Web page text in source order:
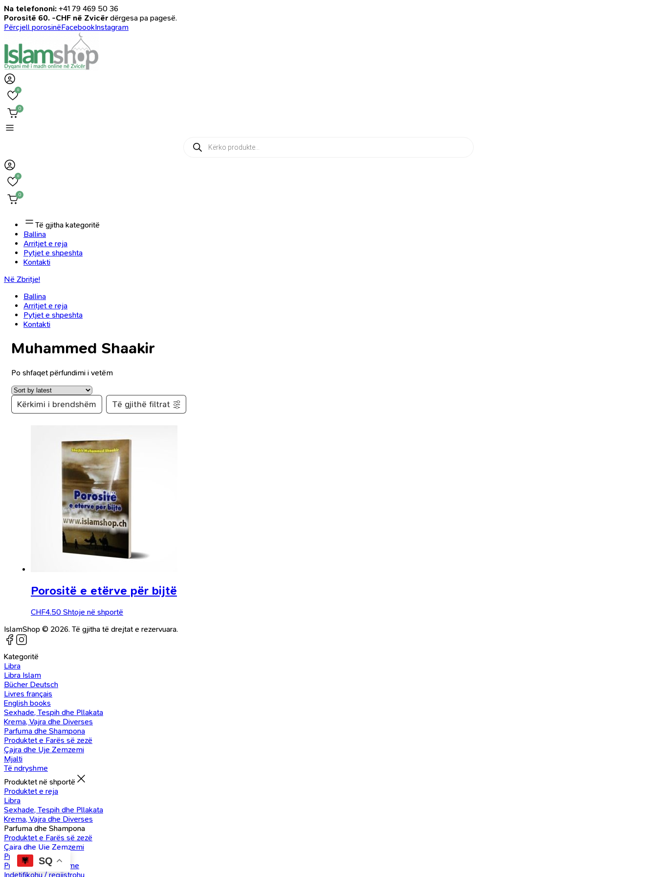
Na telefononi: +41 79 469 50 36
Porositë 60. -CHF në Zvicër dërgesa pa pagesë.
Përcjell porosinëFacebookInstagram
0
0
Products
search
0
0
Të gjitha kategoritë
Ballina
Arritjet e reja
Pytjet e shpeshta
Kontakti
Në Zbritje!
Ballina
Arritjet e reja
Pytjet e shpeshta
Kontakti
Muhammed Shaakir
Po shfaqet përfundimi i vetëm
Kërkimi i brendshëm Të gjithë filtrat
Porositë e etërve për bijtë
CHF4.50 Shtoje në shportë
IslamShop © 2026. Të gjitha të drejtat e rezervuara.
SQ
Kategoritë
Libra
Libra Islam
Bücher Deutsch
Livres français
English books
Sexhade, Tespih dhe Pllakata
Krema, Vajra dhe Diverses
Parfuma dhe Shampona
Produktet e Farës së zezë
Çajra dhe Uje Zemzemi
Mjalti
Të ndryshme
Produktet në shportë
Produktet e reja
Libra
Sexhade, Tespih dhe Pllakata
Krema, Vajra dhe Diverses
Parfuma dhe Shampona
Produktet e Farës së zezë
Çajra dhe Uje Zemzemi
Produkte Mjalti
Produkte të ndryshme
Indetifikohu / regjistrohu